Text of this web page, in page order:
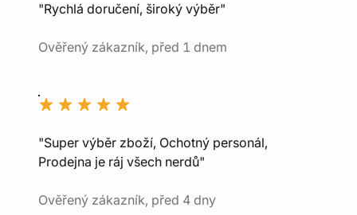
"Rychlá doručení, široký výběr"
Ověřený zákazník, před 1 dnem
"Super výběr zboží, Ochotný personál,
Prodejna je ráj všech nerdů"
Ověřený zákazník, před 4 dny